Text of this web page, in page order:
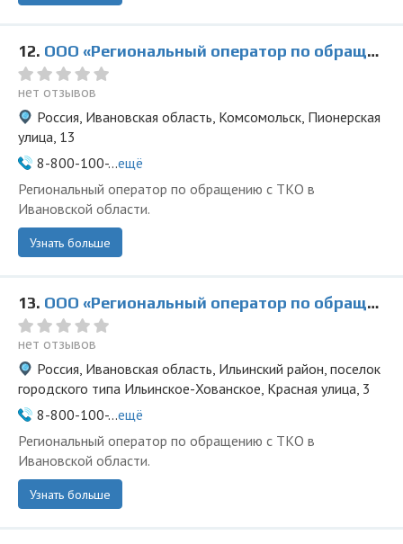
12. ООО «Региональный оператор по обращению с ТКО» в Комсомольске
нет отзывов
Россия, Ивановская область, Комсомольск, Пионерская
улица, 13
8-800-100-...ещё
Региональный оператор по обращению с ТКО в
Ивановской области.
Узнать больше
13. ООО «Региональный оператор по обращению с ТКО» в Ильимском-Хованском
нет отзывов
Россия, Ивановская область, Ильинский район, поселок
городского типа Ильинское-Хованское, Красная улица, 3
8-800-100-...ещё
Региональный оператор по обращению с ТКО в
Ивановской области.
Узнать больше